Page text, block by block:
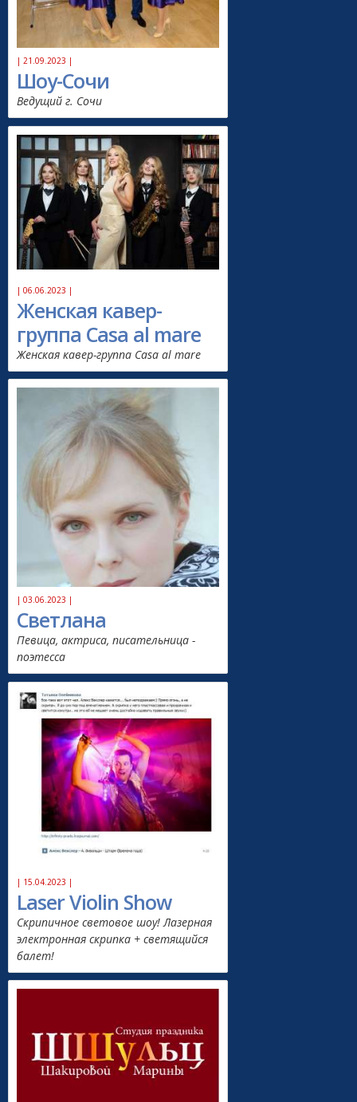
| 21.09.2023 |
Шоу-Сочи
Ведущий г. Сочи
| 06.06.2023 |
Женская кавер-
группа Casa al mare
Женская кавер-группа Casa al mare
| 03.06.2023 |
Светлана
Певица, актриса, писательница -
поэтесса
| 15.04.2023 |
Laser Violin Show
Скрипичное световое шоу! Лазерная
электронная скрипка + светящийся
балет!